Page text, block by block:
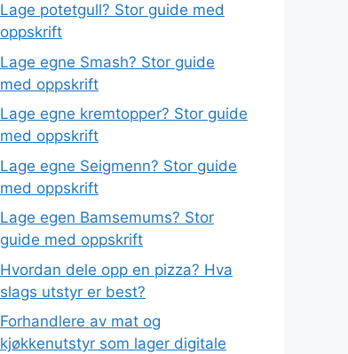
Lage potetgull? Stor guide med
oppskrift
Lage egne Smash? Stor guide
med oppskrift
Lage egne kremtopper? Stor guide
med oppskrift
Lage egne Seigmenn? Stor guide
med oppskrift
Lage egen Bamsemums? Stor
guide med oppskrift
Hvordan dele opp en pizza? Hva
slags utstyr er best?
Forhandlere av mat og
kjøkkenutstyr som lager digitale